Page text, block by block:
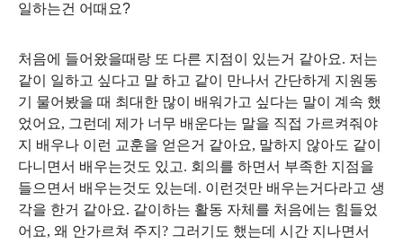
일하는건 어때요?
처음에 들어왔을때랑 또 다른 지점이 있는거 같아요. 저는
같이 일하고 싶다고 말 하고 같이 만나서 간단하게 지원동
기 물어봤을 때 최대한 많이 배워가고 싶다는 말이 계속 했
었어요, 그런데 제가 너무 배운다는 말을 직접 가르켜줘야
지 배우나 이런 교훈을 얻은거 같아요, 말하지 않아도 같이
다니면서 배우는것도 있고. 회의를 하면서 부족한 지점을
들으면서 배우는것도 있는데 . 이런것만 배우는거다라고 생
각을 한거 같아요. 같이하는 활동 자체를 처음에는 힘들었
어요, 왜 안가르쳐 주지 ? 그러기도 했는데 시간 지나면서